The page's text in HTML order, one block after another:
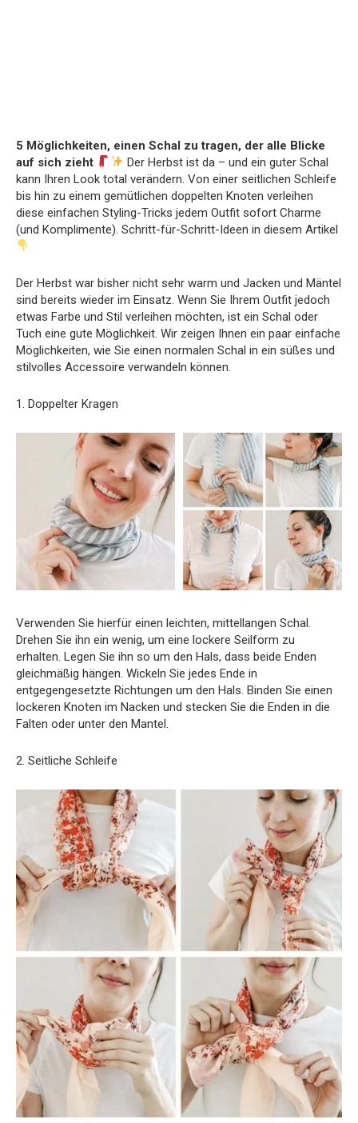
5 Möglichkeiten, einen Schal zu tragen, der alle Blicke
auf sich zieht
Der Herbst ist da – und ein guter Schal
kann Ihren Look total verändern. Von einer seitlichen Schleife
bis hin zu einem gemütlichen doppelten Knoten verleihen
diese einfachen Styling-Tricks jedem Outfit sofort Charme
(und Komplimente). Schritt-für-Schritt-Ideen in diesem Artikel
Der Herbst war bisher nicht sehr warm und Jacken und Mäntel
sind bereits wieder im Einsatz. Wenn Sie Ihrem Outfit jedoch
etwas Farbe und Stil verleihen möchten, ist ein Schal oder
Tuch eine gute Möglichkeit. Wir zeigen Ihnen ein paar einfache
Möglichkeiten, wie Sie einen normalen Schal in ein süßes und
stilvolles Accessoire verwandeln können.
1. Doppelter Kragen
Verwenden Sie hierfür einen leichten, mittellangen Schal.
Drehen Sie ihn ein wenig, um eine lockere Seilform zu
erhalten. Legen Sie ihn so um den Hals, dass beide Enden
gleichmäßig hängen. Wickeln Sie jedes Ende in
entgegengesetzte Richtungen um den Hals. Binden Sie einen
lockeren Knoten im Nacken und stecken Sie die Enden in die
Falten oder unter den Mantel.
2. Seitliche Schleife